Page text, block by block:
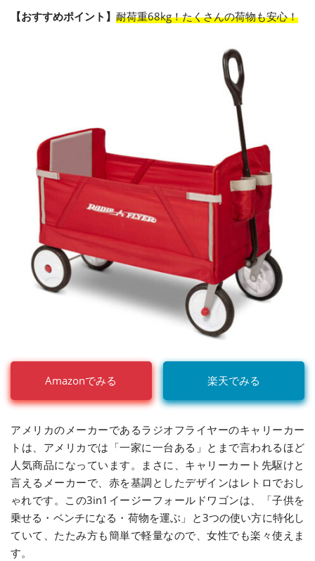
【おすすめポイント】 耐荷重68kg！たくさんの荷物も安心！
Amazonでみる 楽天でみる
アメリカのメーカーであるラジオフライヤーのキャリーカー
トは、アメリカでは「一家に一台ある」とまで言われるほど
人気商品になっています。まさに、キャリーカート先駆けと
言えるメーカーで、赤を基調としたデザインはレトロでおし
ゃれです。この3in1イージーフォールドワゴンは、「子供を
乗せる・ベンチになる・荷物を運ぶ」と3つの使い方に特化し
ていて、たたみ方も簡単で軽量なので、女性でも楽々使えま
す。